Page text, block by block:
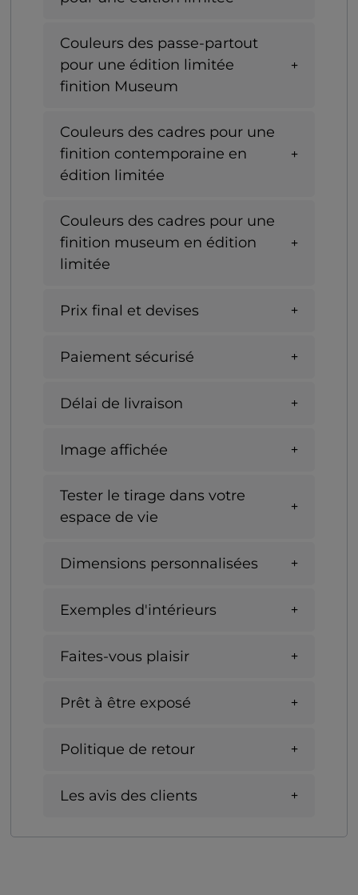
Couleurs des passe-partout
pour une édition limitée
finition Museum
Couleurs des cadres pour une
finition contemporaine en
édition limitée
Couleurs des cadres pour une
finition museum en édition
limitée
Prix final et devises
Paiement sécurisé
Délai de livraison
Image affichée
Tester le tirage dans votre
espace de vie
Dimensions personnalisées
Exemples d'intérieurs
Faites-vous plaisir
Prêt à être exposé
Politique de retour
Les avis des clients